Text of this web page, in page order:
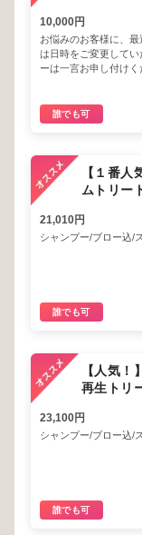
10,000円
お悩みのお客様に、
は日時をご変更して
ーは一言お申し付けく
誰でも可
【１番
ムトリー
21,010円
シャンプー/ブロー込/
誰でも可
【人気
再生トリ
23,100円
シャンプー/ブロー込/
誰でも可